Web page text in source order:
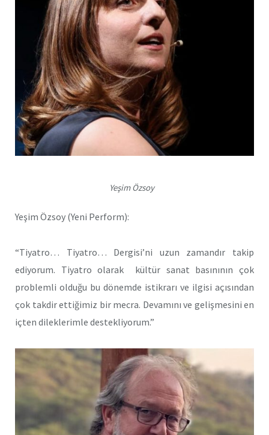
Yeşim Özsoy
Yeşim Özsoy (Yeni Perform):
“Tiyatro… Tiyatro… Dergisi’ni uzun zamandır takip
ediyorum. Tiyatro olarak
kültür sanat basınının çok
problemli olduğu bu dönemde istikrarı ve ilgisi açısından
çok takdir ettiğimiz bir mecra. Devamını ve gelişmesini en
içten dileklerimle destekliyorum.”